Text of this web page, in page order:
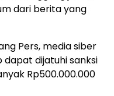
dari berita yang
Pers, media siber
dijatuhi sanksi
Rp500.000.000